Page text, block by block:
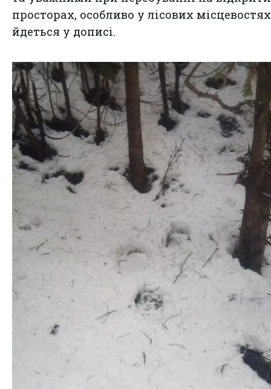
просторах, особливо у лісових
йдеться у дописі.